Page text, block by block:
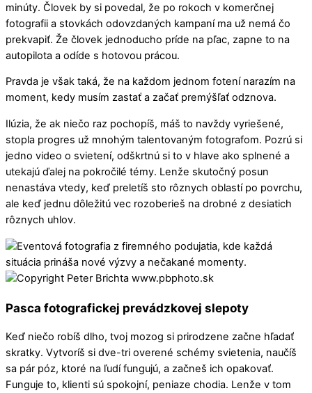
minúty. Človek by si povedal, že po rokoch v komerčnej
fotografii a stovkách odovzdaných kampaní ma už nemá čo
prekvapiť. Že človek jednoducho príde na pľac, zapne to na
autopilota a odíde s hotovou prácou.
Pravda je však taká, že na každom jednom fotení narazím na
moment, kedy musím zastať a začať premýšľať odznova.
Ilúzia, že ak niečo raz pochopíš, máš to navždy vyriešené,
stopla progres už mnohým talentovaným fotografom. Pozrú si
jedno video o svietení, odškrtnú si to v hlave ako splnené a
utekajú ďalej na pokročilé témy. Lenže skutočný posun
nenastáva vtedy, keď preletíš sto rôznych oblastí po povrchu,
ale keď jednu dôležitú vec rozoberieš na drobné z desiatich
rôznych uhlov.
Pasca fotografickej prevádzkovej slepoty
Keď niečo robíš dlho, tvoj mozog si prirodzene začne hľadať
skratky. Vytvoríš si dve-tri overené schémy svietenia, naučíš
sa pár póz, ktoré na ľudí fungujú, a začneš ich opakovať.
Funguje to, klienti sú spokojní, peniaze chodia. Lenže v tom